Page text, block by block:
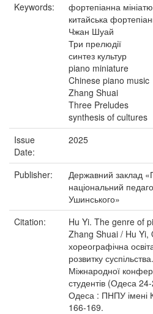
Keywords:
фортепіанна
китайська
Чжан Шуай
Три прелюдії
синтез культур
piano miniature
Chinese piano music
Zhang Shuai
Three Preludes
synthesis of cultures
Issue
Date:
2025
Publisher:
Державний заклад
національний
Ушинського»
Citation:
Hu Yi. The genre of
Zhang Shuai / Hu Yi,
хореографічна
розвитку
Міжнародної
студентів (Одеса
Одеса : ПНПУ імені
166-169.